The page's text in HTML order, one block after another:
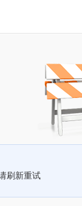
刷新重试